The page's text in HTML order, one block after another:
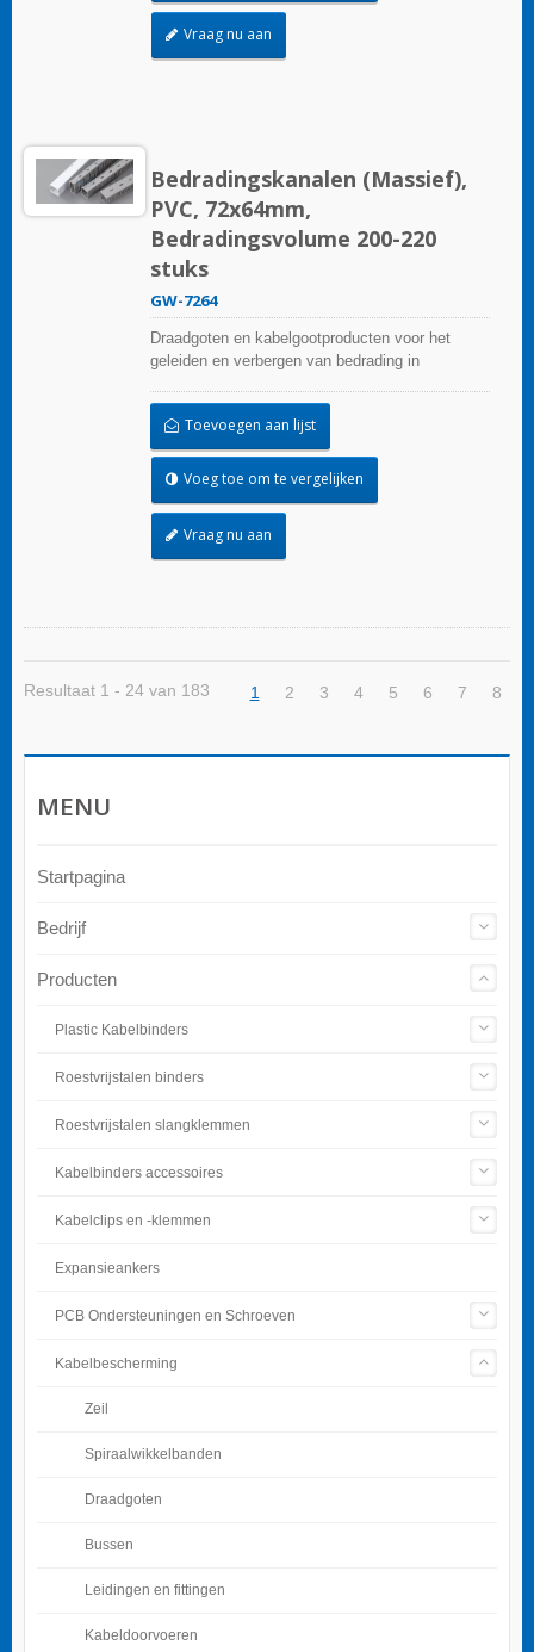
Vraag nu aan
Bedradingskanalen (Massief),
PVC, 72x64mm,
Bedradingsvolume 200-220
stuks
GW-7264
Draadgoten en kabelgootproducten voor het
geleiden en verbergen van bedrading in
configuraties, materialen, maten en kleuren om
aan elke toepassing te voldoen. Kies uit een
breed scala aan accessoires en gereedschappen
voor een gemakkelijke installatie.
Toevoegen aan lijst
Voeg toe om te vergelijken
Vraag nu aan
Resultaat 1 - 24 van 183 1 2 3 4 5 6 7 8
MENU
Startpagina
Bedrijf
Producten
Plastic Kabelbinders
Roestvrijstalen binders
Roestvrijstalen slangklemmen
Kabelbinders accessoires
Kabelclips en -klemmen
Expansieankers
PCB Ondersteuningen en Schroeven
Kabelbescherming
Zeil
Spiraalwikkelbanden
Draadgoten
Bussen
Leidingen en fittingen
Kabeldoorvoeren